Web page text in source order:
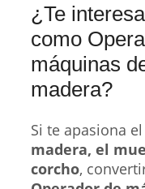
¿Te
como
máquinas
madera?
Si te apasiona
madera, el
corcho,